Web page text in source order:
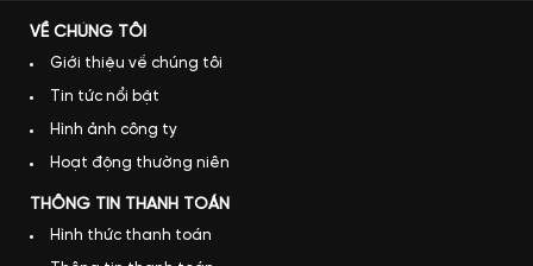
VỀ CHÚNG TÔI
Giới thiệu về chúng tôi
Tin tức nổi bật
Hình ảnh công ty
Hoạt động thường niên
THÔNG TIN THANH TOÁN
Hình thức thanh toán